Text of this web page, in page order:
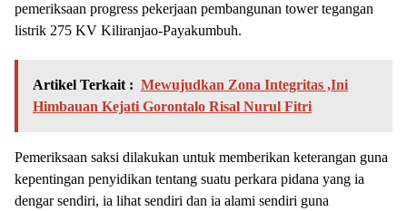
pemeriksaan progress pekerjaan pembangunan tower tegangan
listrik 275 KV Kiliranjao-Payakumbuh.
Artikel Terkait : Mewujudkan Zona Integritas ,Ini
Himbauan Kejati Gorontalo Risal Nurul Fitri
Pemeriksaan saksi dilakukan untuk memberikan keterangan guna
kepentingan penyidikan tentang suatu perkara pidana yang ia
dengar sendiri, ia lihat sendiri dan ia alami sendiri guna